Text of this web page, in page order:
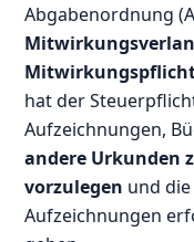
Abgabenordnung
hat der
Aufzeichnungen,
andere Urkunden
vorzulegen und
Aufzeichnungen